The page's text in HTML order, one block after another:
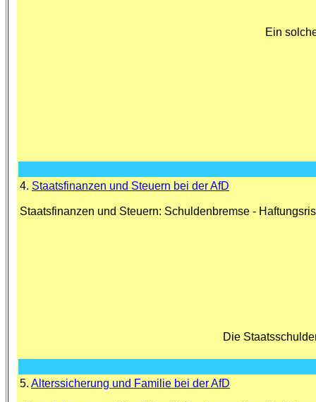
Ein
4. Staatsfinanzen und Steuern bei der AfD
Staatsfinanzen und Steuern: Schuldenbremse -
Die
5. Alterssicherung und Familie bei der AfD